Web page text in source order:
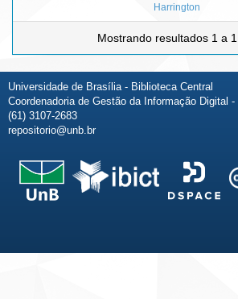
Harrington
Mostrando resultados 1 a 1
Universidade de Brasília - Biblioteca Central
Coordenadoria de Gestão da Informação Digital -
(61) 3107-2683
repositorio@unb.br